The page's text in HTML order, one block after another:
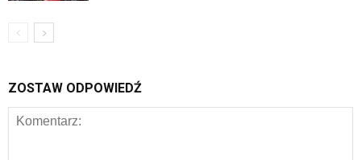
ZOSTAW ODPOWIEDŹ